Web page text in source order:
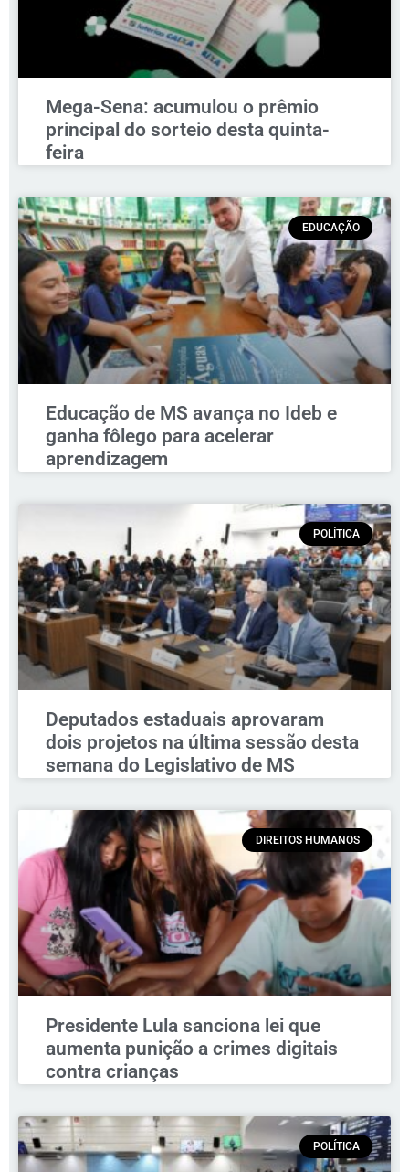
Mega-Sena: acumulou o prêmio
principal do sorteio desta quinta-
feira
EDUCAÇÃO
Educação de MS avança no Ideb e
ganha fôlego para acelerar
aprendizagem
POLÍTICA
Deputados estaduais aprovaram
dois projetos na última sessão desta
semana do Legislativo de MS
DIREITOS HUMANOS
Presidente Lula sanciona lei que
aumenta punição a crimes digitais
contra crianças
POLÍTICA